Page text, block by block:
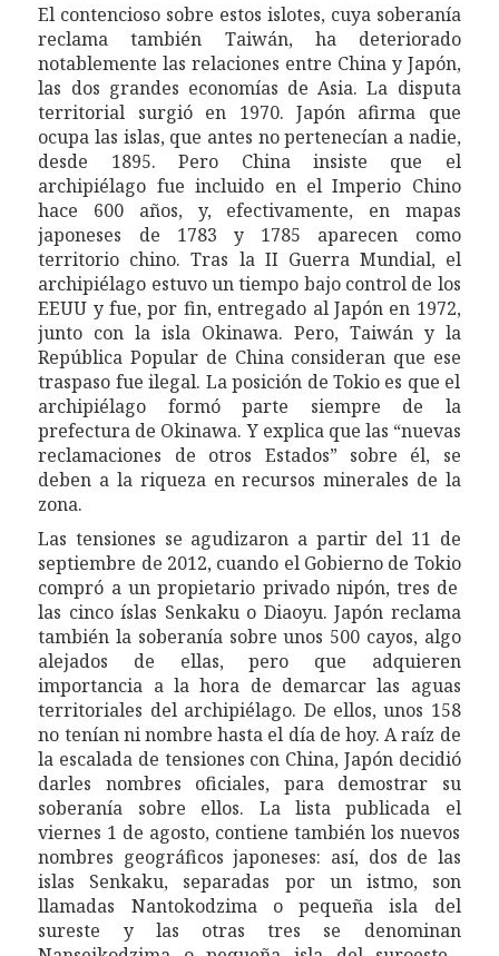
El contencioso sobre estos islotes, cuya soberanía
reclama también Taiwán, ha deteriorado
notablemente las relaciones entre China y Japón,
las dos grandes economías de Asia.La disputa
territorial surgió en 1970. Japónafirma que
ocupa las islas, que antes no pertenecían a nadie,
desde 1895.Pero Chinainsiste que el
archipiélago fue incluido en el Imperio Chino
hace 600 años, y, efectivamente, en mapas
japoneses de 1783 y 1785 aparecen como
territorio chino.Tras la II Guerra Mundial, el
archipiélago estuvoun tiempo bajo control de los
EEUU y fue,por fin,entregado alJapón en 1972,
junto con la isla Okinawa. Pero, Taiwán y la
República Popular de China consideran que ese
traspaso fue ilegal. La posición de Tokio es que el
archipiélago formó parte siempre de la
prefectura de Okinawa.Yexplica que las “nuevas
reclamaciones de otros Estados” sobre él, se
deben a la riqueza en recursos minerales de la
zona.
Las tensiones se agudizaron a partir del 11 de
septiembre de 2012, cuando el Gobierno de Tokio
compró a un propietario privado nipón, tres de
las cinco íslas Senkaku o Diaoyu.Japón reclama
tambiénla soberanía sobreunos 500 cayos, algo
alejados de ellas,pero que adquieren
importancia a la hora de demarcar las aguas
territoriales del archipiélago. De ellos, unos 158
no teníanni nombrehasta el día de hoy. A raíz de
la escalada de tensiones con China, Japón decidió
darles nombres oficiales, para demostrar su
soberanía sobre ellos. La lista publicada el
viernes 1 de agosto, contiene también los nuevos
nombres geográficosjaponeses: así, dos de las
islas Senkaku, separadas por un istmo, son
llamadas Nantokodzima o pequeña isla del
sureste ylas otras tres se denominan